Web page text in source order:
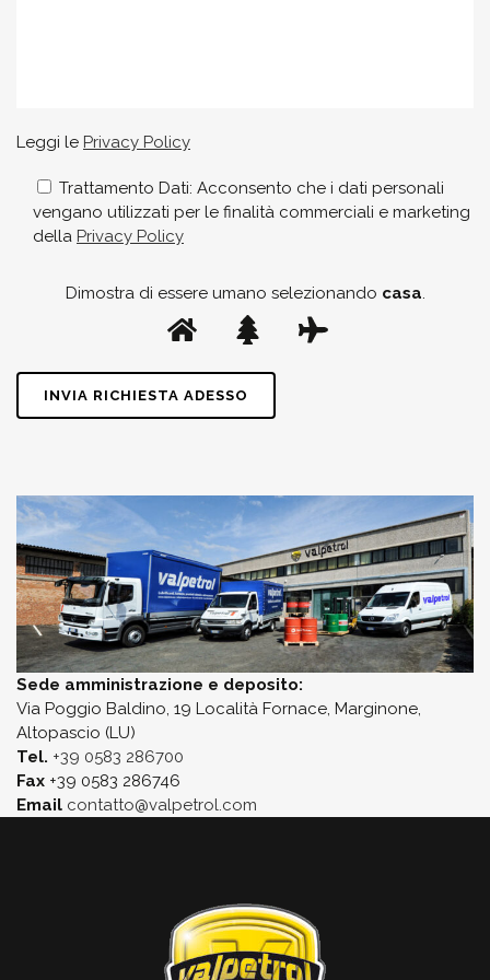
Leggi le Privacy Policy
Trattamento Dati: Acconsento che i dati personali
vengano utilizzati per le finalità commerciali e marketing
della Privacy Policy
Dimostra di essere umano selezionando casa.
Sede amministrazione e deposito:
Via Poggio Baldino, 19 Località Fornace, Marginone,
Altopascio (LU)
Tel. +39 0583 286700
Fax +39 0583 286746
Email contatto@valpetrol.com